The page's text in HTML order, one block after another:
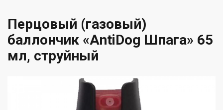
Перцовый (газовый)
баллончик «AntiDog Шпага» 65
мл, струйный